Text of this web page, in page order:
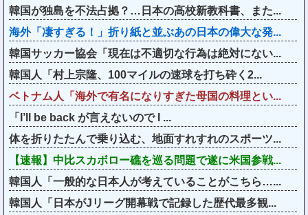
韓国が独島を不法占拠？…日本の高校新教科書、また...
海外「凄すぎる！」折り紙と並ぶあの日本の偉大な発...
韓国サッカー協会「現在は不適切な行為は絶対にない...
韓国人「村上宗隆、100マイルの速球を打ち砕く2...
ベトナム人「海外で有名になりすぎた母国の料理とい...
「I’ll be back が言えないので I ...
体を折りたたんで乗り込む、地面すれすれのスポーツ...
【速報】中比スカボロー礁を巡る問題で遂に米国参戦...
韓国人「一般的な日本人が考えていることがこちら…...
韓国人「日本がJリーグ開幕戦で記録した歴代最多観...